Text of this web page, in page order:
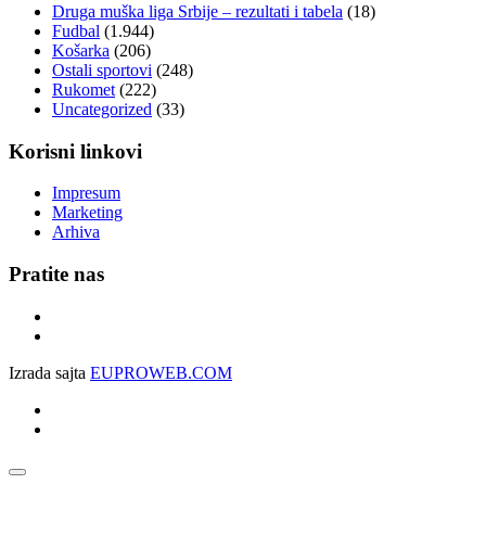
Druga muška liga Srbije – rezultati i tabela (18)
Fudbal (1.944)
Košarka (206)
Ostali sportovi (248)
Rukomet (222)
Uncategorized (33)
Korisni linkovi
Impresum
Marketing
Arhiva
Pratite nas
Izrada sajta EUPROWEB.COM